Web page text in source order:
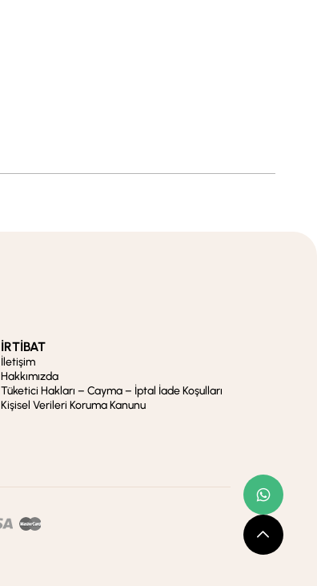
İRTİBAT
İletişim
Hakkımızda
Tüketici Hakları – Cayma – İptal İade Koşulları
Kişisel Verileri Koruma Kanunu